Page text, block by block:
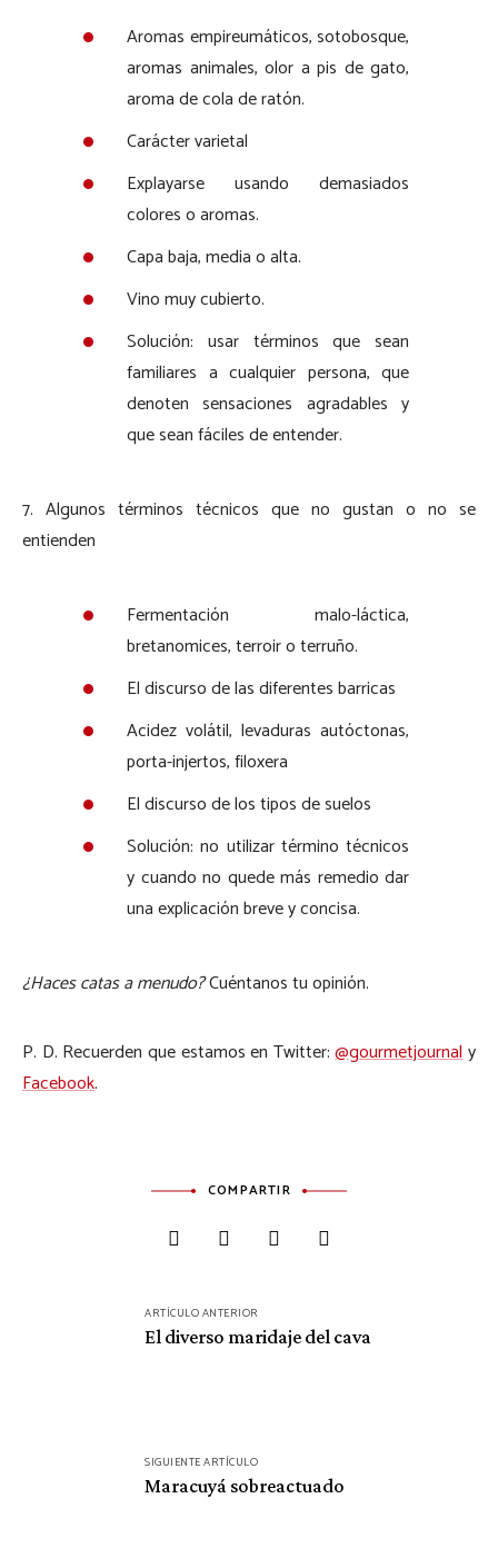
Aromas empireumáticos, sotobosque,
aromas animales, olor a pis de gato,
aroma de cola de ratón.
Carácter varietal
Explayarse usando demasiados
colores o aromas.
Capa baja, media o alta.
Vino muy cubierto.
Solución: usar términos que sean
familiares a cualquier persona, que
denoten sensaciones agradables y
que sean fáciles de entender.
7. Algunos términos técnicos que no gustan o no se
entienden
Fermentación malo-láctica,
bretanomices, terroir o terruño.
El discurso de las diferentes barricas
Acidez volátil, levaduras autóctonas,
porta-injertos, filoxera
El discurso de los tipos de suelos
Solución: no utilizar término técnicos
y cuando no quede más remedio dar
una explicación breve y concisa.
¿Haces catas a menudo?Cuéntanos tu opinión.
P. D. Recuerden que estamos en Twitter:@gourmetjournaly
Facebook.
COMPARTIR
ARTÍCULO ANTERIOR
El diverso maridaje del cava
SIGUIENTE ARTÍCULO
Maracuyá sobreactuado